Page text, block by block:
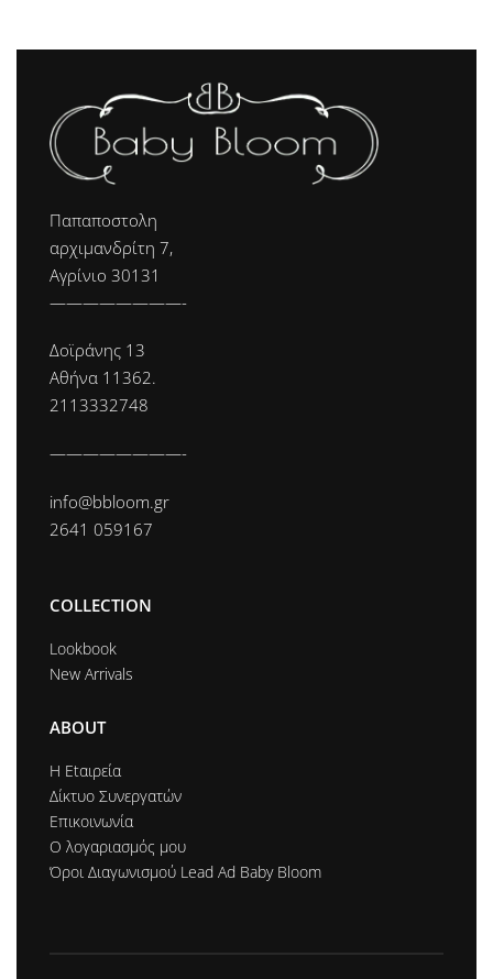
Παπαποστολη
αρχιμανδρίτη 7,
Αγρίνιο 30131
————————-
Δοϊράνης 13
Αθήνα 11362.
2113332748
————————-
info@bbloom.gr
2641 059167
COLLECTION
Lookbook
New Arrivals
ABOUT
Η Εtαιρεία
Δίκτυο Συνεργατών
Επικοινωνία
Ο λογαριασμός μου
Όροι Διαγωνισμού Lead Ad Baby Bloom